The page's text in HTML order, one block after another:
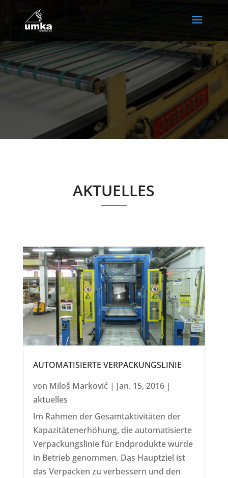
AKTUELLES
AUTOMATISIERTE VERPACKUNGSLINIE
von Miloš Marković | Jan. 15, 2016|
aktuelles
Im Rahmen der Gesamtaktivitäten der
Kapazitätenerhöhung, die automatisierte
Verpackungslinie für Endprodukte wurde
in Betrieb genommen. Das Hauptziel ist
das Verpacken zu verbessern und den